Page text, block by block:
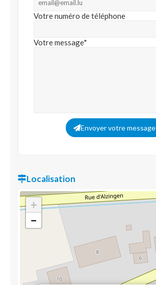
Votre numéro de téléphone
Votre message*
Envoyer votre message
Localisation
+
−